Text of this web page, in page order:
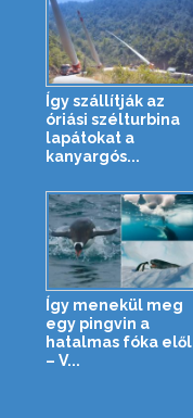
Így szállítják az
óriási szélturbina
lapátokat a
kanyargós...
Így menekül meg
egy pingvin a
hatalmas fóka elől
– V...